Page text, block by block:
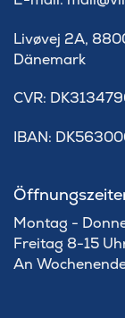
Livøvej 2A,
Dänemark
​CVR:
IBAN:
Montag -
Freitag 8-15
An